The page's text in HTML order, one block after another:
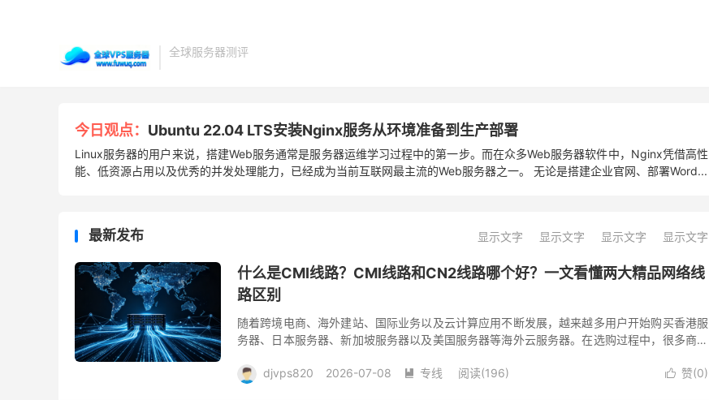
全球服务器测评
今日观点： Ubuntu 22.04 LTS安装Nginx服务从环境准备到生产部署
Linux服务器的用户来说，搭建Web服务通常是服务器运维学习过程中的第一步。而在众多Web服务器软件中，Nginx凭借高性
能、低资源占用以及优秀的并发处理能力，已经成为当前互联网最主流的Web服务器之一。 无论是搭建企业官网、部署Word...
最新发布 显示文字 显示文字 显示文字 显示文字
什么是CMI线路？CMI线路和CN2线路哪个好？一文看懂两大精品网络线
路区别
随着跨境电商、海外建站、国际业务以及云计算应用不断发展，越来越多用户开始购买香港服
务器、日本服务器、新加坡服务器以及美国服务器等海外云服务器。在选购过程中，很多商家
 赞(0)
djvps820 2026-07-08  专线 阅读(196)